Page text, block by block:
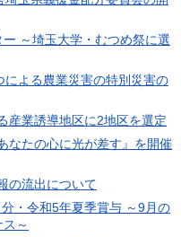
～埼玉大学・むつめ祭に選
よる農業災害の特別災害の
産業誘導地区に2地区を選定
なたの心に光が差す』を開催
の流出について
・令和5年夏季賞与 ～9月の
～